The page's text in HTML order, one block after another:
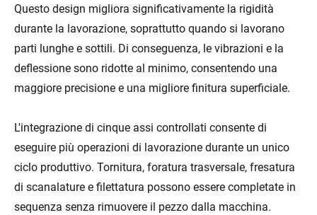
Questo design migliora significativamente la rigidità
durante la lavorazione, soprattutto quando si lavorano
parti lunghe e sottili. Di conseguenza, le vibrazioni e la
deflessione sono ridotte al minimo, consentendo una
maggiore precisione e una migliore finitura superficiale.
L'integrazione di cinque assi controllati consente di
eseguire più operazioni di lavorazione durante un unico
ciclo produttivo. Tornitura, foratura trasversale, fresatura
di scanalature e filettatura possono essere completate in
sequenza senza rimuovere il pezzo dalla macchina.